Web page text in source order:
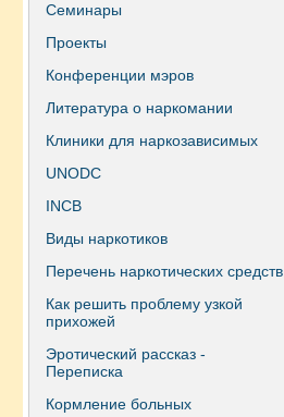
Семинары
Проекты
Конференции мэров
Литература о наркомании
Клиники для наркозависимых
UNODC
INCB
Виды наркотиков
Перечень наркотических средств
Как решить проблему узкой
прихожей
Эротический рассказ -
Переписка
Кормление больных